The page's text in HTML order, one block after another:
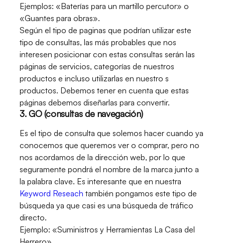
Ejemplos: «Baterías para un martillo percutor» o
«Guantes para obras».
Según el tipo de paginas que podrían utilizar este
tipo de consultas, las más probables que nos
interesen posicionar con estas consultas serán las
páginas de servicios, categorías de nuestros
productos e incluso utilizarlas en nuestro s
productos. Debemos tener en cuenta que estas
páginas debemos diseñarlas para convertir.
3. GO (consultas de navegación)
Es el tipo de consulta que solemos hacer cuando ya
conocemos que queremos ver o comprar, pero no
nos acordamos de la dirección web, por lo que
seguramente pondrá el nombre de la marca junto a
la palabra clave. Es interesante que en nuestra
Keyword Reseach también pongamos este tipo de
búsqueda ya que casi es una búsqueda de tráfico
directo.
Ejemplo: «Suministros y Herramientas La Casa del